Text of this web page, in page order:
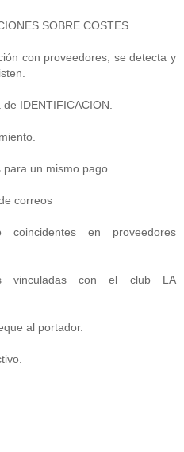
SOBRE COSTES.
con proveedores, se detecta y
IDENTIFICACION.
un mismo pago.
correos
coincidentes en proveedores
vinculadas con el club LA
al portador.